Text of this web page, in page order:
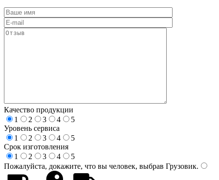
Качество продукции
1
2 3 4
5
Уровень сервиса
1
2 3 4
5
Срок изготовления
1
2 3 4
5
Пожалуйста, докажите, что вы человек, выбрав Грузовик.